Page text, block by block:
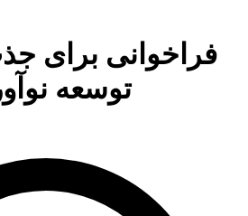
فراخوانی برای
توسعه